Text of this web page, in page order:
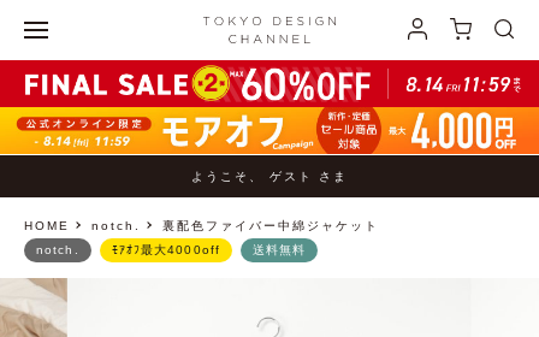
ようこそ、 ゲスト さま
HOME notch. 裏配色ファイバー中綿ジャケット
notch. ﾓｱｵﾌ最大4000off 送料無料